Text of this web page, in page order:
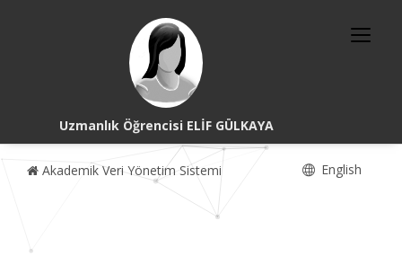
Uzmanlık Öğrencisi ELİF GÜLKAYA
Akademik Veri Yönetim Sistemi English